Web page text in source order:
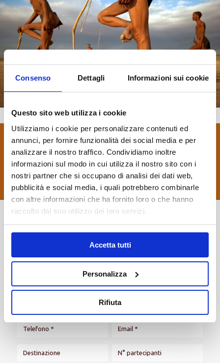
Consenso Dettagli Informazioni sui cookie
Questo sito web utilizza i cookie
Utilizziamo i cookie per personalizzare contenuti ed
annunci, per fornire funzionalità dei social media e per
analizzare il nostro traffico. Condividiamo inoltre
informazioni sul modo in cui utilizza il nostro sito con i
nostri partner che si occupano di analisi dei dati web,
pubblicità e social media, i quali potrebbero combinarle
con altre informazioni che ha fornito loro o che hanno
raccolto dal suo utilizzo dei loro servizi.
Accetta tutti
Personalizza
Rifiuta
Scopri tutti i nostri itinerari di viaggio
APPROFONDISCI
Scopri di più su questa cultura millenaria
Richiedi informazioni su questa
destinazione